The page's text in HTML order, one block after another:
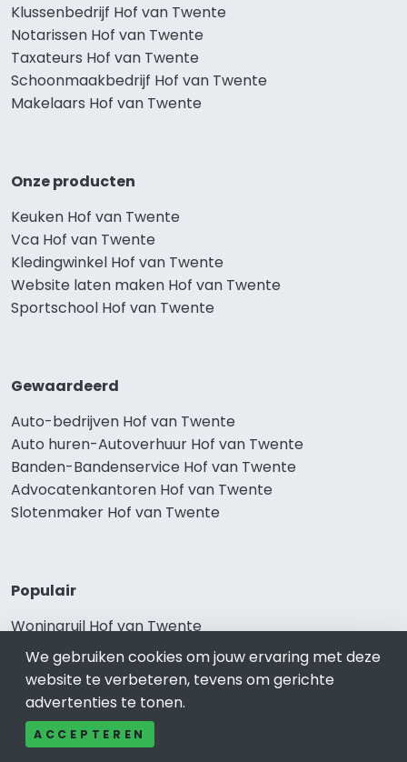
Klussenbedrijf Hof van Twente
Notarissen Hof van Twente
Taxateurs Hof van Twente
Schoonmaakbedrijf Hof van Twente
Makelaars Hof van Twente
Onze producten
Keuken Hof van Twente
Vca Hof van Twente
Kledingwinkel Hof van Twente
Website laten maken Hof van Twente
Sportschool Hof van Twente
Gewaardeerd
Auto-bedrijven Hof van Twente
Auto huren-Autoverhuur Hof van Twente
Banden-Bandenservice Hof van Twente
Advocatenkantoren Hof van Twente
Slotenmaker Hof van Twente
Populair
Woningruil Hof van Twente
Prive Spa-Sauna Hof van Twente
Incassobureau Hof van Twente
Bedrijfsruimte Hof van Twente
Ongediertebestrijding Hof van Twente
We gebruiken cookies om jouw ervaring met deze
website te verbeteren, tevens om gerichte
advertenties te tonen.
ACCEPTEREN